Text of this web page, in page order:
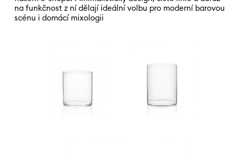
na funkčnost z ní dělají ideální volbu pro moderní barovou
scénu i domácí mixologii